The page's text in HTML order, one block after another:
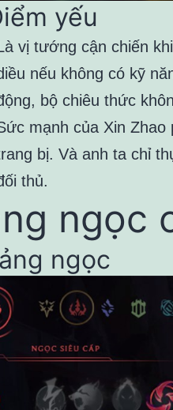
yếu
vị tướng cận chiến
nếu không có kỹ
bộ chiêu thức
mạnh của Xin Zhao
bị. Và anh ta chỉ
thủ.
ngọc
ngọc